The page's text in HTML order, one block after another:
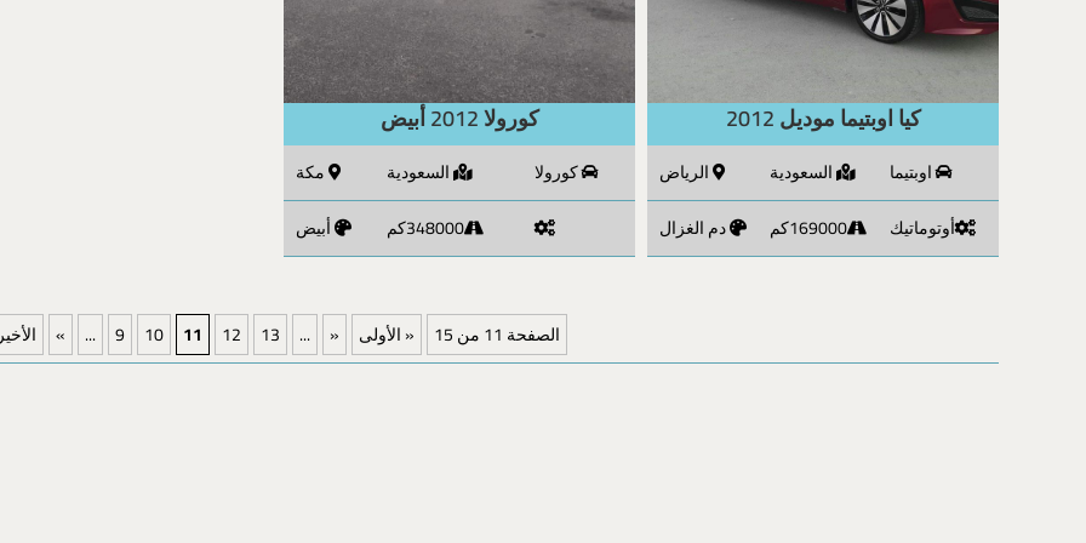
كيا اوبتيما موديل 2012
اوبتيما السعودية
الرياض
أوتوماتيك
169000كم دم الغزال
كورولا 2012 أبيض
كورولا السعودية
مكة
348000كم
أبيض
الصفحة 11 من 15 « الأولى «
...
9 10 11 12 13
...
»